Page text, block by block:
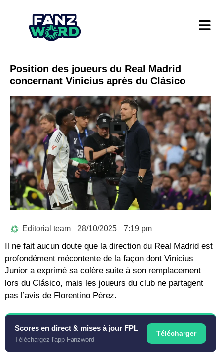
Position des joueurs du Real Madrid
concernant Vinicius après du Clásico
Editorial team 28/10/2025 7:19 pm
Il ne fait aucun doute que la direction du Real Madrid est
profondément mécontente de la façon dont Vinicius
Junior a exprimé sa colère suite à son remplacement
lors du Clásico, mais les joueurs du club ne partagent
pas l’avis de Florentino Pérez.
Scores en direct & mises à jour FPL
Téléchargez l'app Fanzword
Télécharger